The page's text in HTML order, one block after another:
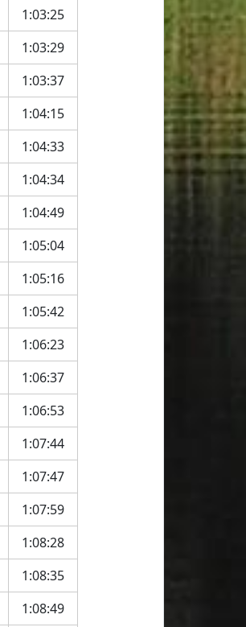
1:03:25
1:03:29
1:03:37
1:04:15
1:04:33
1:04:34
1:04:49
1:05:04
1:05:16
1:05:42
1:06:23
1:06:37
1:06:53
1:07:44
1:07:47
1:07:59
1:08:28
1:08:35
1:08:49